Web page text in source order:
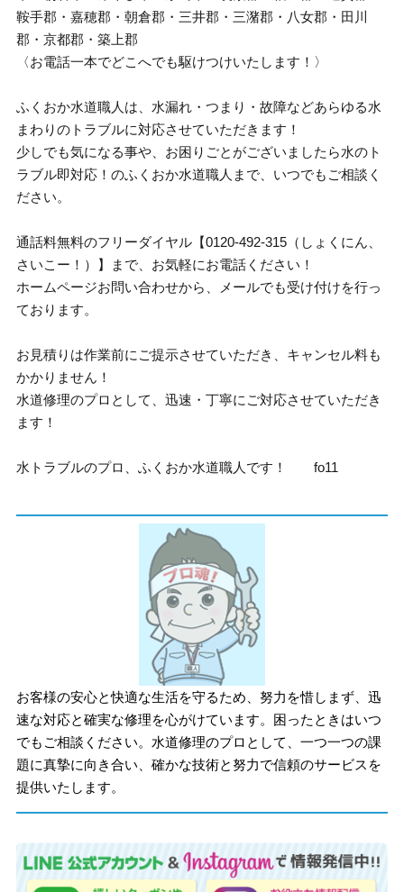
鞍手郡・嘉穂郡・朝倉郡・三井郡・三潴郡・八女郡・田川
郡・京都郡・築上郡
〈お電話一本でどこへでも駆けつけいたします！〉
ふくおか水道職人は、水漏れ・つまり・故障などあらゆる水
まわりのトラブルに対応させていただきます！
少しでも気になる事や、お困りごとがございましたら水のト
ラブル即対応！のふくおか水道職人まで、いつでもご相談く
ださい。
通話料無料のフリーダイヤル【0120-492-315（しょくにん、
さいこー！）】まで、お気軽にお電話ください！
ホームページお問い合わせから、メールでも受け付けを行っ
ております。
お見積りは作業前にご提示させていただき、キャンセル料も
かかりません！
水道修理のプロとして、迅速・丁寧にご対応させていただき
ます！
水トラブルのプロ、ふくおか水道職人です！ fo11
お客様の安心と快適な生活を守るため、努力を惜しまず、迅
速な対応と確実な修理を心がけています。困ったときはいつ
でもご相談ください。水道修理のプロとして、一つ一つの課
題に真摯に向き合い、確かな技術と努力で信頼のサービスを
提供いたします。